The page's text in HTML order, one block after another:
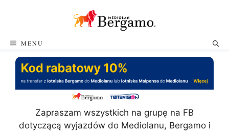
MENU
Zapraszam wszystkich na grupę na FB
dotyczącą wyjazdów do Mediolanu, Bergamo i